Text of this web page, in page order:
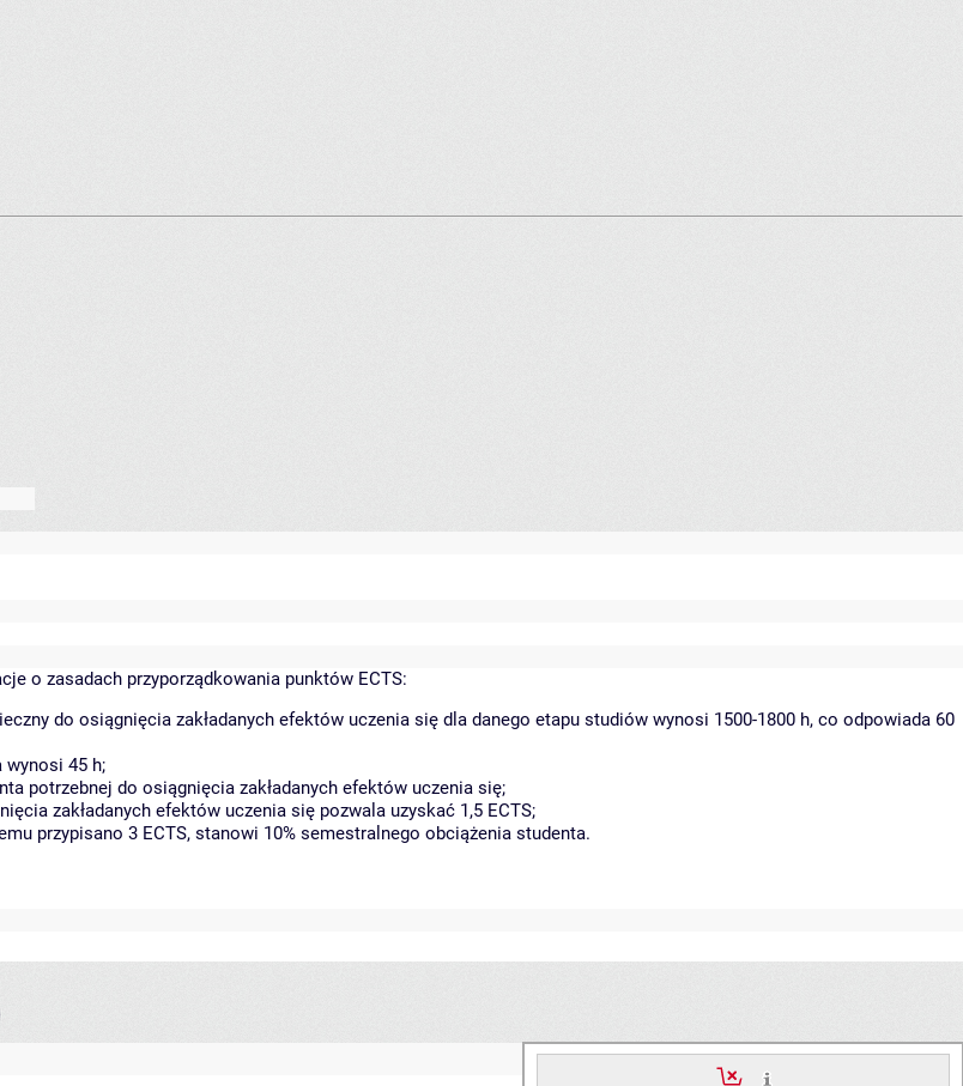
o zasadach przyporządkowania punktów ECTS:
do osiągnięcia zakładanych efektów uczenia się dla danego etapu studiów wynosi 1500-1800 h, co odpowiada 60
wynosi 45 h;
potrzebnej do osiągnięcia zakładanych efektów uczenia się;
zakładanych efektów uczenia się pozwala uzyskać 1,5 ECTS;
przypisano 3 ECTS, stanowi 10% semestralnego obciążenia studenta.